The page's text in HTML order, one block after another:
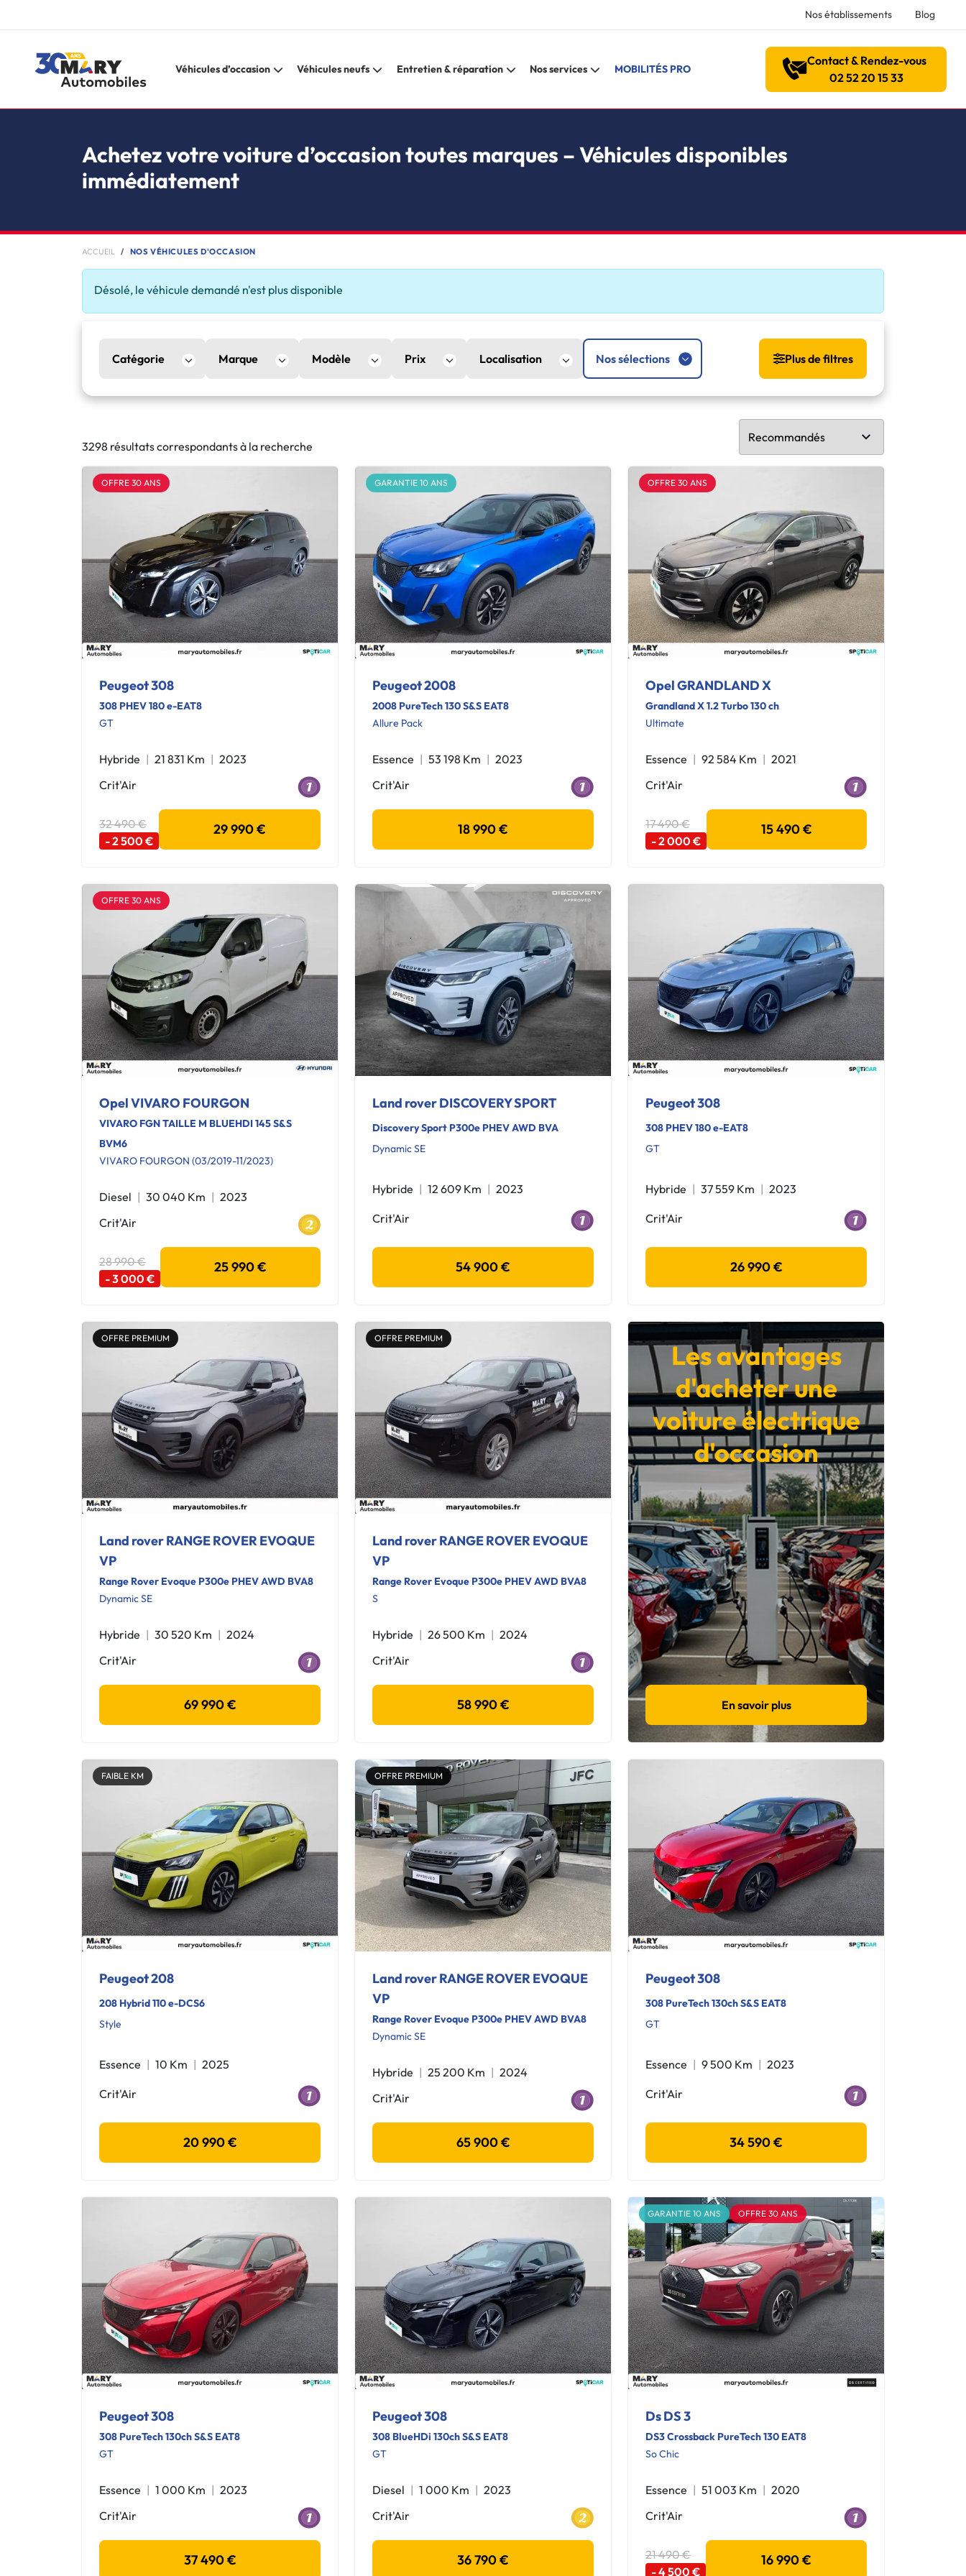
Nos établissements Blog
Véhicules d’occasion Véhicules neufs Entretien & réparation Nos services MOBILITÉS PRO
Contact & Rendez-vous
02 52 20 15 33
Achetez votre voiture d’occasion toutes marques – Véhicules disponibles
immédiatement
ACCUEIL NOS VÉHICULES D'OCCASION
Désolé, le véhicule demandé n'est plus disponible
Catégorie Marque Modèle Prix Localisation Nos sélections Plus de filtres
3298 résultats correspondants à la recherche
OFFRE 30 ANS
Peugeot 308
308 PHEV 180 e-EAT8
GT
Hybride 21 831 Km
2023
Crit'Air
32 490 €
- 2 500 €
29 990 €
GARANTIE 10 ANS
Peugeot 2008
2008 PureTech 130 S&S EAT8
Allure Pack
Essence 53 198 Km
2023
Crit'Air
18 990 €
OFFRE 30 ANS
Opel GRANDLAND X
Grandland X 1.2 Turbo 130 ch
Ultimate
Essence 92 584 Km
2021
Crit'Air
17 490 €
- 2 000 €
15 490 €
OFFRE 30 ANS
Opel VIVARO FOURGON
VIVARO FGN TAILLE M BLUEHDI 145 S&S
BVM6
VIVARO FOURGON (03/2019-11/2023)
Diesel 30 040 Km
2023
Crit'Air
28 990 €
- 3 000 €
25 990 €
Land rover DISCOVERY SPORT
Discovery Sport P300e PHEV AWD BVA
Dynamic SE
Hybride 12 609 Km 2023
Crit'Air
54 900 €
Peugeot 308
308 PHEV 180 e-EAT8
GT
Hybride 37 559 Km 2023
Crit'Air
26 990 €
OFFRE PREMIUM
Land rover RANGE ROVER EVOQUE
VP
Range Rover Evoque P300e PHEV AWD BVA8
Dynamic SE
Hybride 30 520 Km
2024
Crit'Air
69 990 €
OFFRE PREMIUM
Land rover RANGE ROVER EVOQUE
VP
Range Rover Evoque P300e PHEV AWD BVA8
S
Hybride 26 500 Km
2024
Crit'Air
58 990 €
Les avantages
d'acheter une
voiture électrique
d'occasion
En savoir plus
FAIBLE KM
Peugeot 208
208 Hybrid 110 e-DCS6
Style
Essence 10 Km 2025
Crit'Air
20 990 €
OFFRE PREMIUM
Land rover RANGE ROVER EVOQUE
VP
Range Rover Evoque P300e PHEV AWD BVA8
Dynamic SE
Hybride 25 200 Km
2024
Crit'Air
65 900 €
Peugeot 308
308 PureTech 130ch S&S EAT8
GT
Essence 9 500 Km 2023
Crit'Air
34 590 €
Peugeot 308
308 PureTech 130ch S&S EAT8
GT
Essence 1 000 Km
2023
Crit'Air
37 490 €
Peugeot 308
308 BlueHDi 130ch S&S EAT8
GT
Diesel 1 000 Km
2023
Crit'Air
36 790 €
GARANTIE 10 ANS OFFRE 30 ANS
Ds DS 3
DS3 Crossback PureTech 130 EAT8
So Chic
Essence 51 003 Km
2020
Crit'Air
21 490 €
- 4 500 €
16 990 €